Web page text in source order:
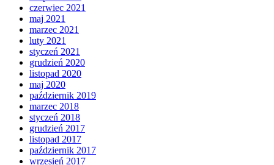
czerwiec 2021
maj 2021
marzec 2021
luty 2021
styczeń 2021
grudzień 2020
listopad 2020
maj 2020
październik 2019
marzec 2018
styczeń 2018
grudzień 2017
listopad 2017
październik 2017
wrzesień 2017